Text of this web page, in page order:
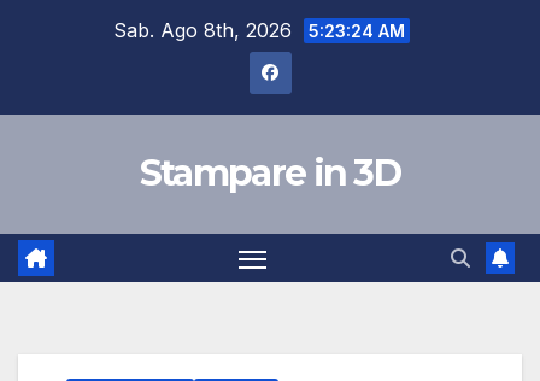
Sab. Ago 8th, 2026 5:23:25 AM
Stampare in 3D